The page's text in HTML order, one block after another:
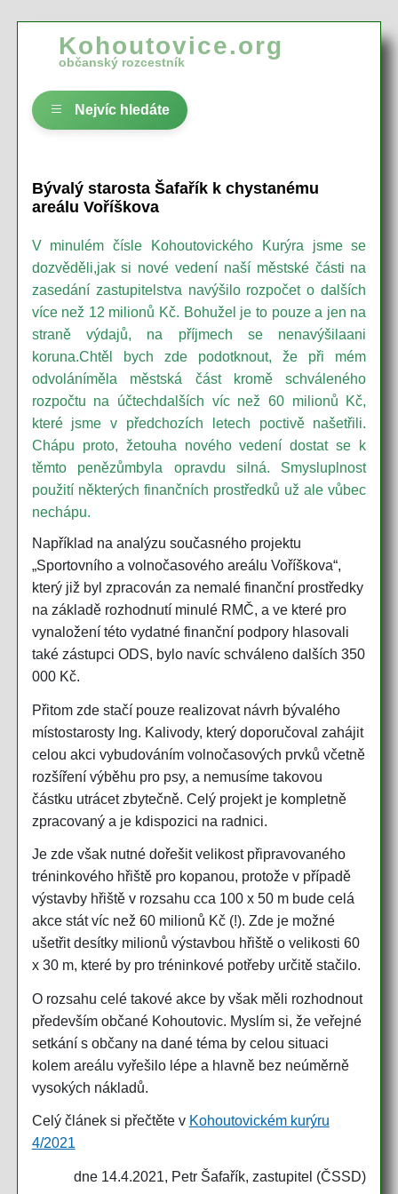
Kohoutovice.org
občanský rozcestník
Nejvíc hledáte
Bývalý starosta Šafařík k chystanému
areálu Voříškova
V minulém čísle Kohoutovického Kurýra jsme se
dozvěděli,jak si nové vedení naší městské části na
zasedání zastupitelstva navýšilo rozpočet o dalších
více než 12 milionů Kč. Bohužel je to pouze a jen na
straně výdajů, na příjmech se nenavýšilaani
koruna.Chtěl bych zde podotknout, že při mém
odvoláníměla městská část kromě schváleného
rozpočtu na účtechdalších víc než 60 milionů Kč,
které jsme v předchozích letech poctivě našetřili.
Chápu proto, žetouha nového vedení dostat se k
těmto penězůmbyla opravdu silná. Smysluplnost
použití některých finančních prostředků už ale vůbec
nechápu.
Například na analýzu současného projektu
„Sportovního a volnočasového areálu Voříškova“,
který již byl zpracován za nemalé finanční prostředky
na základě rozhodnutí minulé RMČ, a ve které pro
vynaložení této vydatné finanční podpory hlasovali
také zástupci ODS, bylo navíc schváleno dalších 350
000 Kč.
Přitom zde stačí pouze realizovat návrh bývalého
místostarosty Ing. Kalivody, který doporučoval zahájit
celou akci vybudováním volnočasových prvků včetně
rozšíření výběhu pro psy, a nemusíme takovou
částku utrácet zbytečně. Celý projekt je kompletně
zpracovaný a je kdispozici na radnici.
Je zde však nutné dořešit velikost připravovaného
tréninkového hřiště pro kopanou, protože v případě
výstavby hřiště v rozsahu cca 100 x 50 m bude celá
akce stát víc než 60 milionů Kč (!). Zde je možné
ušetřit desítky milionů výstavbou hřiště o velikosti 60
x 30 m, které by pro tréninkové potřeby určitě stačilo.
O rozsahu celé takové akce by však měli rozhodnout
především občané Kohoutovic. Myslím si, že veřejné
setkání s občany na dané téma by celou situaci
kolem areálu vyřešilo lépe a hlavně bez neúměrně
vysokých nákladů.
Celý článek si přečtěte v Kohoutovickém kurýru
4/2021
dne 14.4.2021, Petr Šafařík, zastupitel (ČSSD)